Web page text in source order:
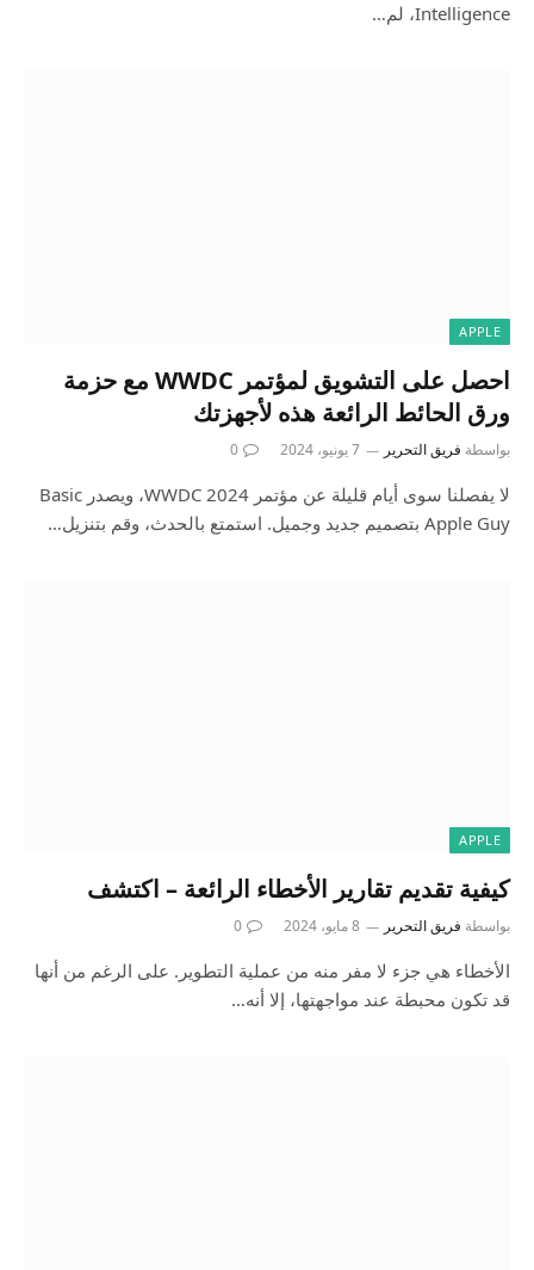
Intelligence، لم…
APPLE
احصل على التشويق لمؤتمر WWDC مع حزمة
ورق الحائط الرائعة هذه لأجهزتك
بواسطة فريق التحرير 7 يونيو، 2024 0
لا يفصلنا سوى أيام قليلة عن مؤتمر WWDC 2024، ويصدر Basic
Apple Guy بتصميم جديد وجميل. استمتع بالحدث، وقم بتنزيل…
APPLE
كيفية تقديم تقارير الأخطاء الرائعة – اكتشف
بواسطة فريق التحرير 8 مايو، 2024 0
الأخطاء هي جزء لا مفر منه من عملية التطوير. على الرغم من أنها
قد تكون محبطة عند مواجهتها، إلا أنه…